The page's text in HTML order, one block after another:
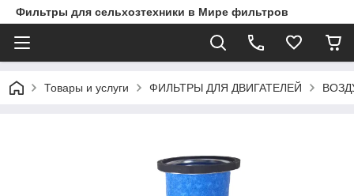
Фильтры для сельхозтехники в Мире фильтров
Товары и услуги ФИЛЬТРЫ ДЛЯ ДВИГАТЕЛЕЙ